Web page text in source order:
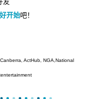
开始吧！
ActHub, NGA, National